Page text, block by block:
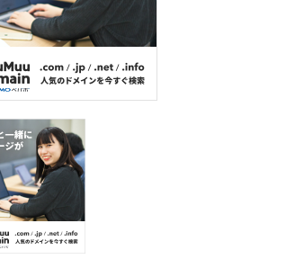
アフィリエイト【稼げるキーワード
【必見】融資受けるなら”コレ”を確
弁護士が教える「投資詐欺」に引っ
【PR】フリーランス必見！入金前の
【2023年最新】金融ブラックでも可
個人事業主は銀行から融資を受ける
【誰でも出来る】3万円が10％増量